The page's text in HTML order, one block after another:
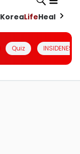
KoreaLifeHealth
Quiz INSIDENESIA